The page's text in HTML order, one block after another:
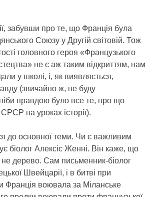
забувши про те, що Франція була
Союзу у Другій світовій. Тож
головного героя «Французького
не є аж таким відкриттям, нам
у школі, і, як виявляється,
(звичайно ж, не буду
правдою було все те, про що
на уроках історії).
до основної теми. Чи є важливим
біолог Алексіс Женні. Він каже, що
дерево. Сам письменник-біолог
Швейцарії, і в битві при
Франція воювала за Міланське